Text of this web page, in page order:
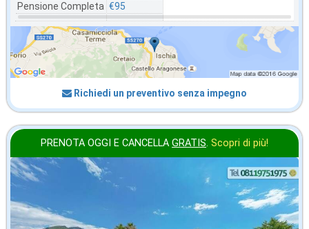
Pensione Completa €95
Richiedi un preventivo senza impegno
PRENOTA OGGI E CANCELLA GRATIS. Scopri di più!
€28,43